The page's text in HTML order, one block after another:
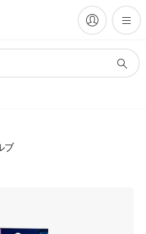
ブ